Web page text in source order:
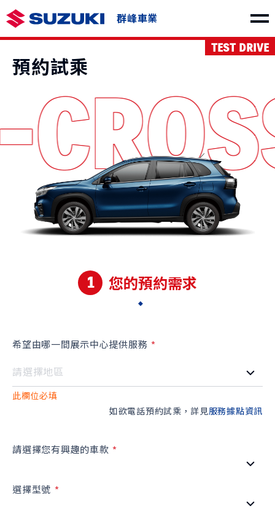
群峰車業
車款介紹
SWIFT
NT$730,000起
e VITARA
NT$1,150,000起
NT$849,000起 NT$1,040,000起
NT$980,000起
預約試乘
車款比較
預約試乘
TEST DRIVE
1 您的預約需求
希望由哪一間展示中心提供服務
此欄位必填
如欲電話預約試乘，詳見服務據點資訊
請選擇您有興趣的車款
選擇型號